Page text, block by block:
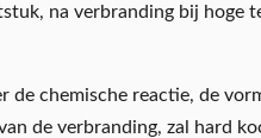
na verbranding bij hoge
chemische reactie, de
de verbranding, zal hard